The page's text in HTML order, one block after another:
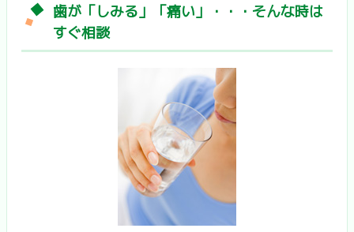
歯が「しみる」「痛い」・・・そんな時は
すぐ相談